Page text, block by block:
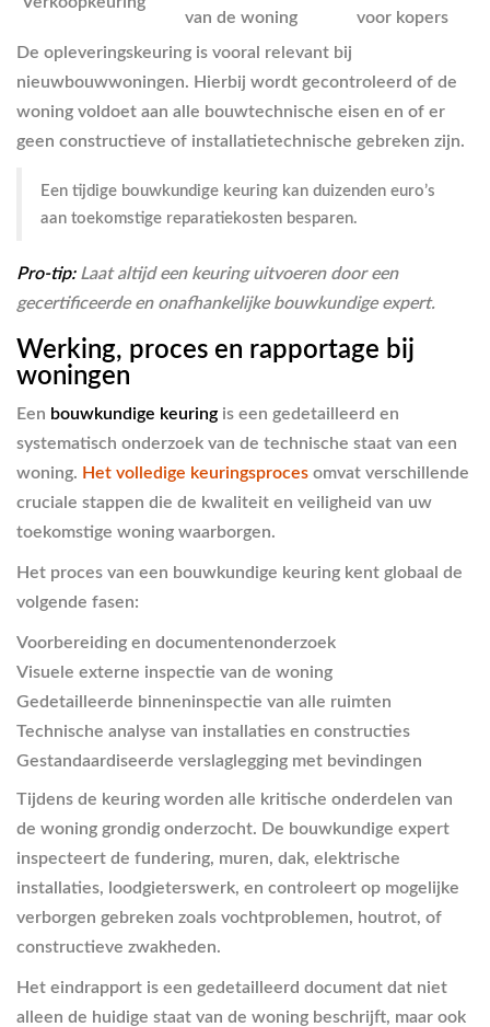
van de woning
voor kopers
De opleveringskeuring is vooral relevant bij
nieuwbouwwoningen. Hierbij wordt gecontroleerd of de
woning voldoet aan alle bouwtechnische eisen en of er
geen constructieve of installatietechnische gebreken zijn.
Een tijdige bouwkundige keuring kan duizenden euro’s
aan toekomstige reparatiekosten besparen.
Pro-tip: Laat altijd een keuring uitvoeren door een
gecertificeerde en onafhankelijke bouwkundige expert.
Werking, proces en rapportage bij
woningen
Een bouwkundige keuring is een gedetailleerd en
systematisch onderzoek van de technische staat van een
woning. Het volledige keuringsproces omvat verschillende
cruciale stappen die de kwaliteit en veiligheid van uw
toekomstige woning waarborgen.
Het proces van een bouwkundige keuring kent globaal de
volgende fasen:
Voorbereiding en documentenonderzoek
Visuele externe inspectie van de woning
Gedetailleerde binneninspectie van alle ruimten
Technische analyse van installaties en constructies
Gestandaardiseerde verslaglegging met bevindingen
Tijdens de keuring worden alle kritische onderdelen van
de woning grondig onderzocht. De bouwkundige expert
inspecteert de fundering, muren, dak, elektrische
installaties, loodgieterswerk, en controleert op mogelijke
verborgen gebreken zoals vochtproblemen, houtrot, of
constructieve zwakheden.
Het eindrapport is een gedetailleerd document dat niet
alleen de huidige staat van de woning beschrijft, maar ook